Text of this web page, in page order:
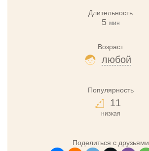
Длительность
5 мин
Возраст
любой
Популярность
11
низкая
Поделиться с друзьями